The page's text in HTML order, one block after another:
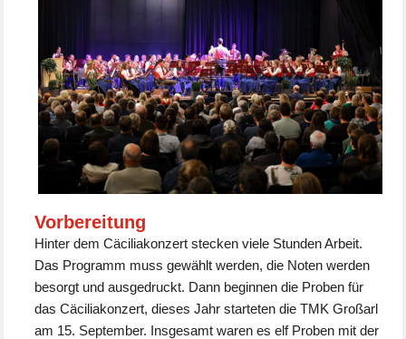
Vorbereitung
Hinter dem Cäciliakonzert stecken viele Stunden Arbeit.
Das Programm muss gewählt werden, die Noten werden
besorgt und ausgedruckt. Dann beginnen die Proben für
das Cäciliakonzert, dieses Jahr starteten die TMK Großarl
am 15. September. Insgesamt waren es elf Proben mit der